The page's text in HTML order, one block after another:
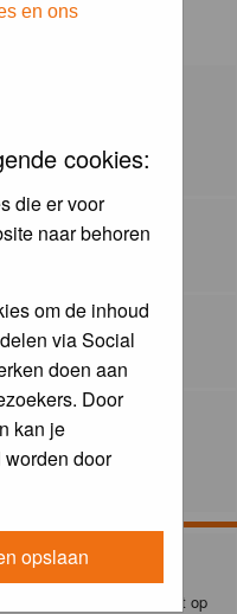
en ons
cookies:
die er voor
naar behoren
om de inhoud
via Social
doen aan
Door
kan je
door
opslaan
van foto's gebeurt op